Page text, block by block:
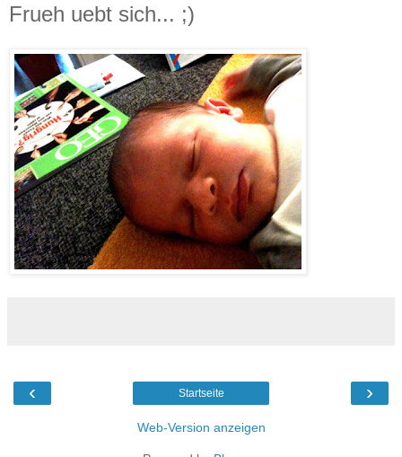
Frueh uebt sich... ;)
‹ ›
Startseite
Web-Version anzeigen